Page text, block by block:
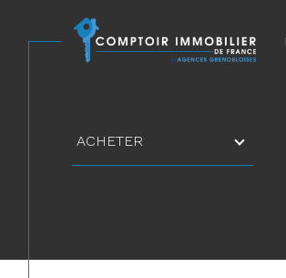
d'offre
ACHETER